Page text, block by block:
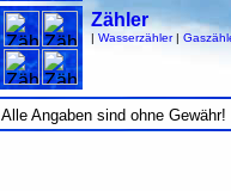
Zähler
| Wasserzähler|
Alle Angaben sind ohne